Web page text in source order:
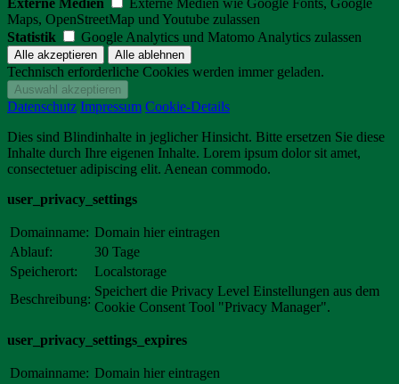
Externe Medien
Externe Medien wie Google Fonts, Google
Maps, OpenStreetMap und Youtube zulassen
Statistik
Google Analytics und Matomo Analytics zulassen
Technisch erforderliche Cookies werden immer geladen.
Datenschutz Impressum Cookie-Details
Dies sind Blindinhalte in jeglicher Hinsicht. Bitte ersetzen Sie diese
Inhalte durch Ihre eigenen Inhalte. Lorem ipsum dolor sit amet,
consectetuer adipiscing elit. Aenean commodo.
user_privacy_settings
Domainname: Domain hier eintragen
Ablauf:
30 Tage
Speicherort:
Localstorage
Beschreibung:
Speichert die Privacy Level Einstellungen aus dem
Cookie Consent Tool "Privacy Manager".
user_privacy_settings_expires
Domainname: Domain hier eintragen